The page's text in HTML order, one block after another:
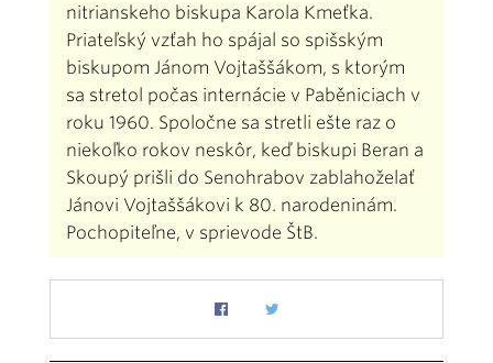
nitrianskeho biskupa Karola Kmeťka.
Priateľský vzťah ho spájal so spišským
biskupom Jánom Vojtaššákom, s ktorým
sa stretol počas internácie v Paběniciach v
roku 1960. Spoločne sa stretli ešte raz o
niekoľko rokov neskôr, keď biskupi Beran a
Skoupý prišli do Senohrabov zablahoželať
Jánovi Vojtaššákovi k 80. narodeninám.
Pochopiteľne, v sprievode ŠtB.